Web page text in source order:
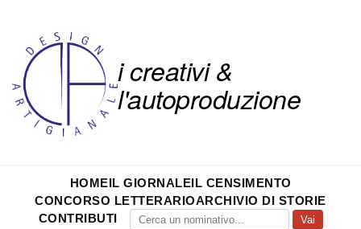
i creativi &
l'autoproduzione
HOMEIL GIORNALEIL CENSIMENTO
CONCORSO LETTERARIOARCHIVIO DI STORIE
CONTRIBUTI
Vai